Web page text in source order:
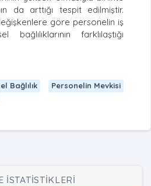
da arttığı tespit edilmiştir.
göre personelin iş
farklılaştığı
Bağlılık
Personelin Mevkisi
İSTATİSTİKLERİ